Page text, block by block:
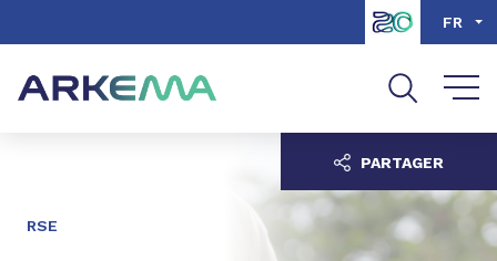
Aller à la recherche
FR
RSE
PARTAGER